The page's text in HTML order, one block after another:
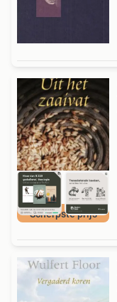
Scherpste prijs